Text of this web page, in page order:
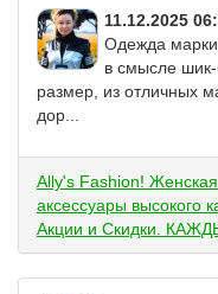
11.12.2025
Одежда
в смысле шик-
размер, из отличных
дор...
Ally's Fashion!
аксессуары высокого
Акции и Скидки.